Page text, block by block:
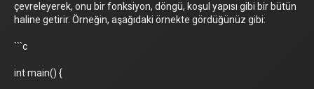
çevreleyerek, onu bir fonksiyon, döngü, koşul yapısı gibi bir bütün
haline getirir. Örneğin, aşağıdaki örnekte gördüğünüz gibi:
```c
int main() {